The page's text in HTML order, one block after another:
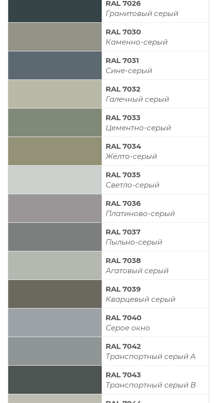
RAL 7026
Гранитовый серый
RAL 7030
Каменно-серый
RAL 7031
Сине-серый
RAL 7032
Галечный серый
RAL 7033
Цементно-серый
RAL 7034
Жёлто-серый
RAL 7035
Светло-серый
RAL 7036
Платиново-серый
RAL 7037
Пыльно-серый
RAL 7038
Агатовый серый
RAL 7039
Кварцевый серый
RAL 7040
Серое окно
RAL 7042
Транспортный серый A
RAL 7043
Транспортный серый B